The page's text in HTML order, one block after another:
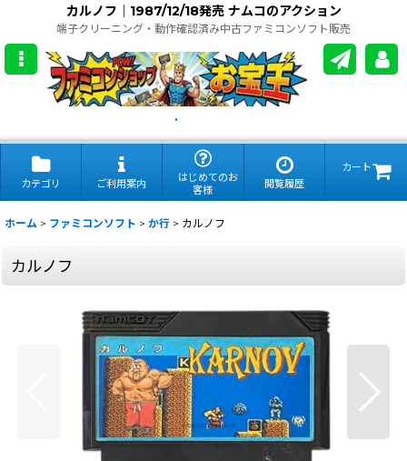
カルノフ｜1987/12/18発売 ナムコのアクション
端子クリーニング・動作確認済み中古ファミコンソフト販売
.
カテゴリ ご利用案内
はじめてのお
客様
閲覧履歴
カート
ホーム > ファミコンソフト > か行 > カルノフ
カルノフ